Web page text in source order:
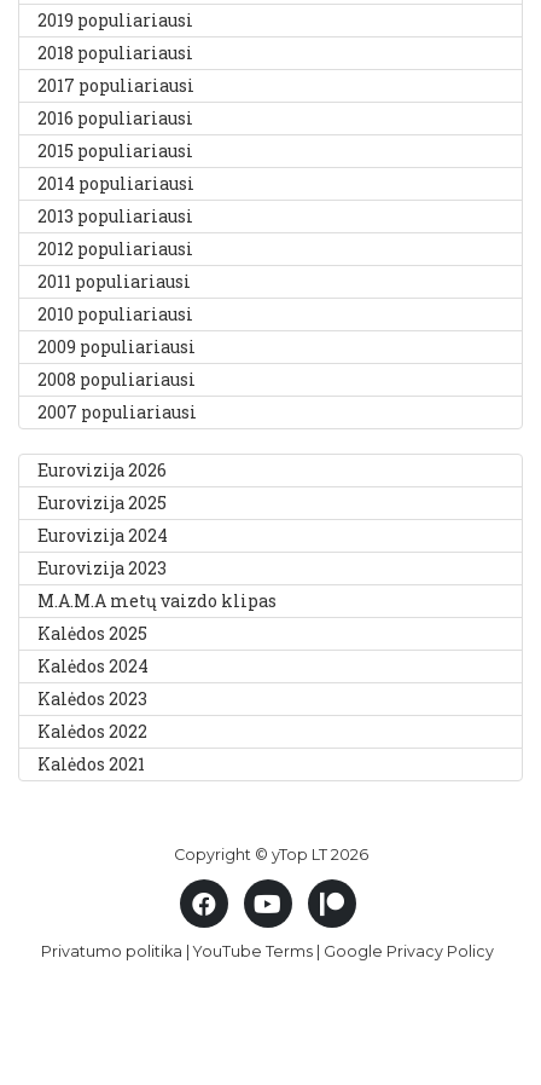
2019 populiariausi
2018 populiariausi
2017 populiariausi
2016 populiariausi
2015 populiariausi
2014 populiariausi
2013 populiariausi
2012 populiariausi
2011 populiariausi
2010 populiariausi
2009 populiariausi
2008 populiariausi
2007 populiariausi
Eurovizija 2026
Eurovizija 2025
Eurovizija 2024
Eurovizija 2023
M.A.M.A metų vaizdo klipas
Kalėdos 2025
Kalėdos 2024
Kalėdos 2023
Kalėdos 2022
Kalėdos 2021
Copyright © yTop LT 2026
Privatumo politika |YouTube Terms Google Privacy Policy